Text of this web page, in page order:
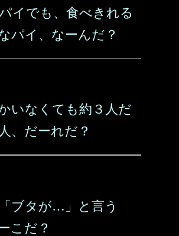
イでも、食べきれる
パイ、なーんだ？
いなくても約３人だ
、だーれだ？
ブタが…」と言う
こだ？